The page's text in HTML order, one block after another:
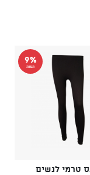
9%
הנחה
טרמי לנשים